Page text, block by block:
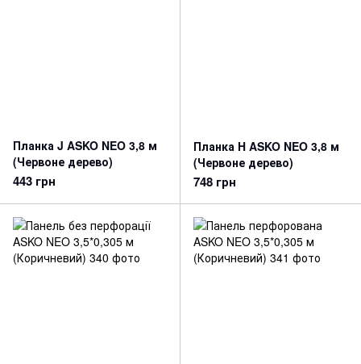
Планка J ASKO NEO 3,8 м
(Червоне дерево)
443 грн
Планка H ASKO NEO 3,8 м
(Червоне дерево)
748 грн